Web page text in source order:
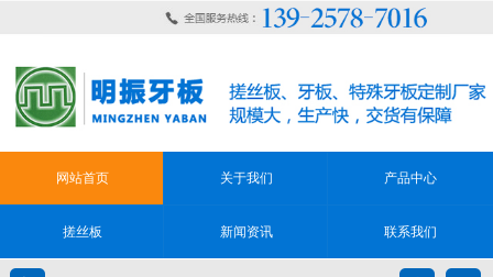
网站首页 关于我们 产品中心
搓丝板 新闻资讯 联系我们